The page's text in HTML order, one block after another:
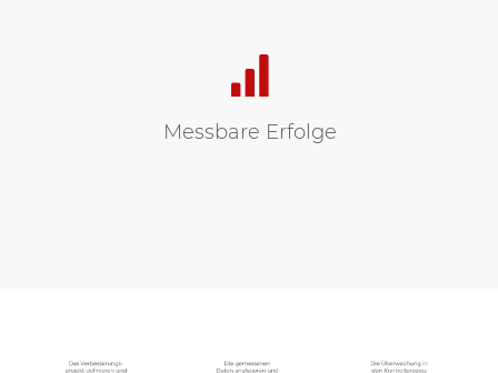
Messbare Erfolge